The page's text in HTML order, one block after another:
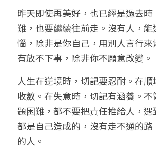
五人實戰班
五行計算初階班
五行計算高階班
團隊訓練營
小兒命名
科學八字輕鬆學
輕鬆學會科學八字推理
常見問題
FB粉絲頁
搜索
繁體中文
繁體中文
0938617837
五行八字線上班
昨天即使再美好，也已經是過去
難，也要繼續往前走。沒有人，
惱，除非是你自己，用別人言行
有放不下事，除非你不願意改變。
人生在逆境時，切記要忍耐。在
收斂。在失意時，切記有涵養。
題困難，都不要把責任推給人，遇
都是自己造成的，沒有走不通的
的人。